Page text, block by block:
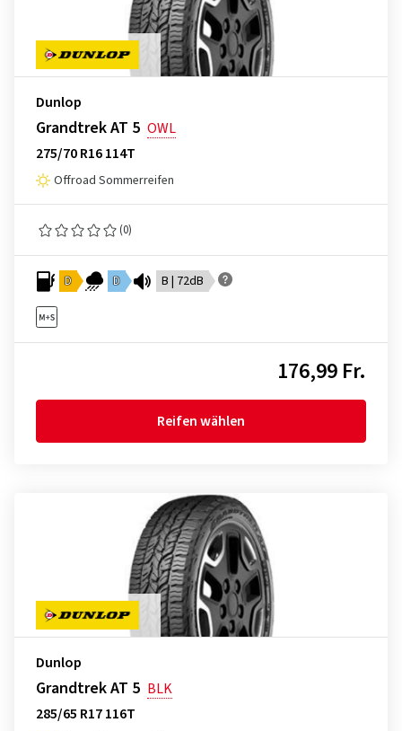
Dunlop
Grandtrek AT 5 OWL
275/70 R16 114T
Offroad Sommerreifen
(0)
D D B | 72dB
176,99 Fr.
Reifen wählen
Dunlop
Grandtrek AT 5 BLK
285/65 R17 116T